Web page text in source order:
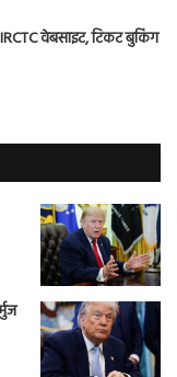
वेबसाइट, टिकट बुकिंग